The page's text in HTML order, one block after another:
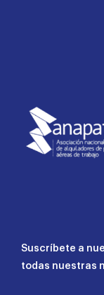
Suscríbete a
todas nuestras